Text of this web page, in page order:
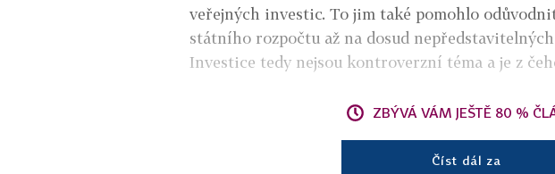
veřejných investic. To jim také pomohlo
státního rozpočtu až na dosud
Investice tedy nejsou kontroverzní téma a je z
ZBÝVÁ VÁM JEŠTĚ 80 %
Číst dál za